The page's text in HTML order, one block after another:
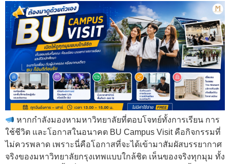
หากกำลังมองหามหาวิทยาลัยที่ตอบโจทย์ทั้งการเรียน การ
ใช้ชีวิต และโอกาสในอนาคต BU Campus Visit คือกิจกรรมที่
ไม่ควรพลาด เพราะนี่คือโอกาสที่จะได้เข้ามาสัมผัสบรรยากาศ
จริงของมหาวิทยาลัยกรุงเทพแบบใกล้ชิด เห็นของจริงทุกมุม ทั้ง